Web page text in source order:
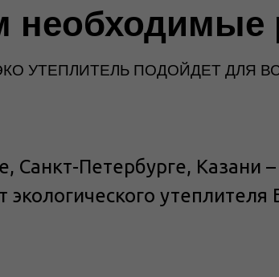
необходимые
УТЕПЛИТЕЛЬ ПОДОЙДЕТ ДЛЯ
Санкт-Петербурге, Казани
экологического